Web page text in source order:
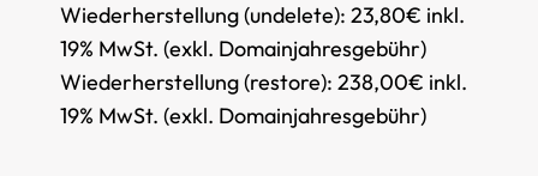
Wiederherstellung (undelete): 23,80€ inkl.
19% MwSt. (exkl. Domainjahresgebühr)
Wiederherstellung (restore): 238,00€ inkl.
19% MwSt. (exkl. Domainjahresgebühr)